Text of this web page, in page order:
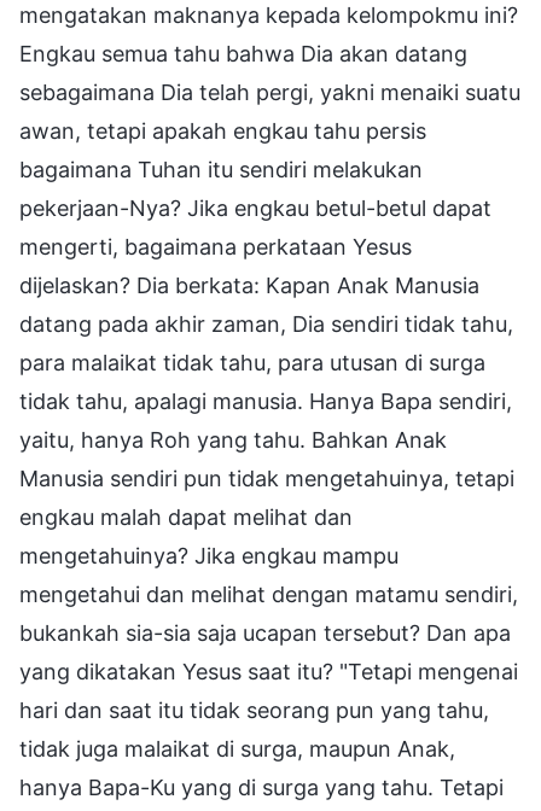
mengatakan maknanya kepada kelompokmu ini?
Engkau semua tahu bahwa Dia akan datang
sebagaimana Dia telah pergi, yakni menaiki suatu
awan, tetapi apakah engkau tahu persis
bagaimana Tuhan itu sendiri melakukan
pekerjaan-Nya? Jika engkau betul-betul dapat
mengerti, bagaimana perkataan Yesus
dijelaskan? Dia berkata: Kapan Anak Manusia
datang pada akhir zaman, Dia sendiri tidak tahu,
para malaikat tidak tahu, para utusan di surga
tidak tahu, apalagi manusia. Hanya Bapa sendiri,
yaitu, hanya Roh yang tahu. Bahkan Anak
Manusia sendiri pun tidak mengetahuinya, tetapi
engkau malah dapat melihat dan
mengetahuinya? Jika engkau mampu
mengetahui dan melihat dengan matamu sendiri,
bukankah sia-sia saja ucapan tersebut? Dan apa
yang dikatakan Yesus saat itu? "Tetapi mengenai
hari dan saat itu tidak seorang pun yang tahu,
tidak juga malaikat di surga, maupun Anak,
hanya Bapa-Ku yang di surga yang tahu. Tetapi